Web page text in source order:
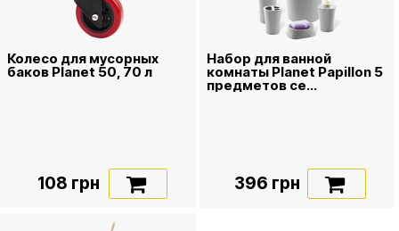
Колесо для мусорных
баков Planet 50, 70 л
108 грн
Набор для ванной
комнаты Planet Papillon 5
предметов се...
396 грн